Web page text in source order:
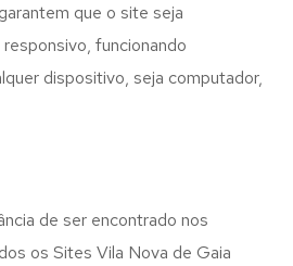
que o site seja
funcionando
dispositivo, seja computador,
de ser encontrado nos
os Sites Vila Nova de Gaia